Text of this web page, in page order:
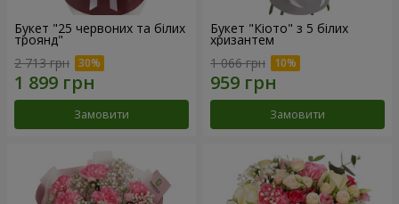
Букет "25 червоних та білих
троянд"
2 713 грн
Замовити
Букет "Кіото" з 5 білих
хризантем
1 066 грн
Замовити